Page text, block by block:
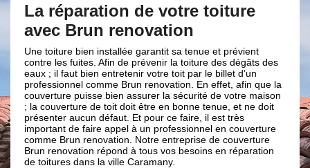
de votre toiture
renovation
bien installée garantit sa tenue et prévient
Afin de prévenir la toiture des dégâts des
bien entretenir votre toit par le billet d’un
comme Brun renovation. En effet, afin que la
puisse bien assurer la sécurité de votre maison
de toit doit être en bonne tenue, et ne doit
défaut. Et pour ce faire, il est très
faire appel à un professionnel en couverture
renovation. Notre entreprise de couverture
répond à tous vos besoins en réparation
dans la ville Caramany.
Entreprise
toiture
Notre entreprise de
référence dans la
effet que notre
en mesure de
de toiture : en
toiture. Ayant les
nécessaire en
vos demandes en
toiture dans la ville